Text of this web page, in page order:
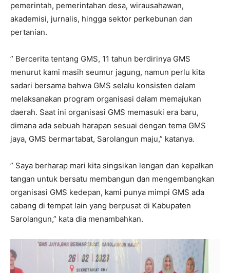
pemerintah, pemerintahan desa, wirausahawan,
akademisi, jurnalis, hingga sektor perkebunan dan
pertanian.
” Bercerita tentang GMS, 11 tahun berdirinya GMS
menurut kami masih seumur jagung, namun perlu kita
sadari bersama bahwa GMS selalu konsisten dalam
melaksanakan program organisasi dalam memajukan
daerah. Saat ini organisasi GMS memasuki era baru,
dimana ada sebuah harapan sesuai dengan tema GMS
jaya, GMS bermartabat, Sarolangun maju,” katanya.
” Saya berharap mari kita singsikan lengan dan kepalkan
tangan untuk bersatu membangun dan mengembangkan
organisasi GMS kedepan, kami punya mimpi GMS ada
cabang di tempat lain yang berpusat di Kabupaten
Sarolangun,” kata dia menambahkan.